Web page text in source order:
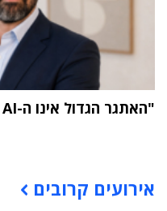
"האתגר הגדול אינו ה-AI אלא הטמעתה בארגון"
אירועים קרובים